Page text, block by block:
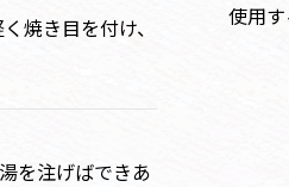
焼き目を付け、
を注げばできあ
使用